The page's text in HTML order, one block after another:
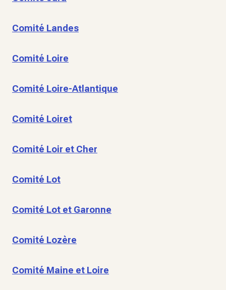
Comité Landes
Comité Loire
Comité Loire-Atlantique
Comité Loiret
Comité Loir et Cher
Comité Lot
Comité Lot et Garonne
Comité Lozère
Comité Maine et Loire